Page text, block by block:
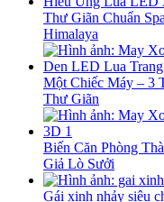
Thư Giãn Chuẩn
Himalaya
Một Chiếc Máy – 3
Thư Giãn
Biến Căn Phòng
Giả Lò Sưởi
Gái xinh nhảy siêu